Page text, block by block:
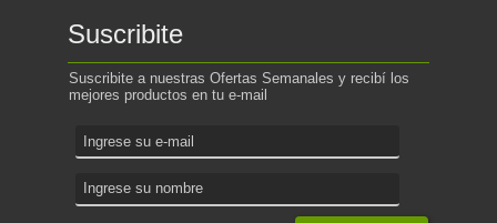
Suscribite
Suscribite a nuestras Ofertas Semanales y recibí los
mejores productos en tu e-mail